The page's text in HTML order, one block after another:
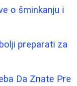
o šminkanju i
preparati za
Da Znate Pre